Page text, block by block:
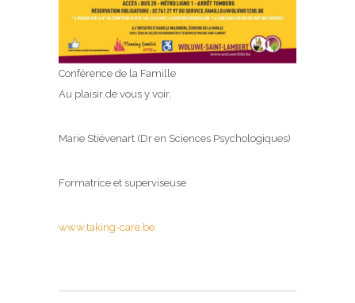
Conférence de la Famille
Au plaisir de vous y voir,
Marie Stiévenart (Dr en Sciences Psychologiques)
Formatrice et superviseuse
www.taking-care.be